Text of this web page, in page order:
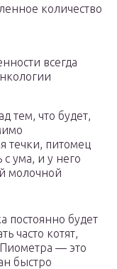
количество
всегда
тем, что будет,
течки, питомец
с ума, и у него
молочной
постоянно будет
часто котят,
— это
быстро